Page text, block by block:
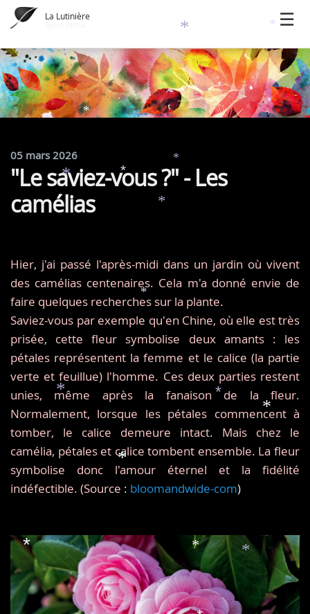
*
*
*
*
*
*
*
*
*
*
*
*
*
La Lutinière
05 mars 2026
"Le saviez-vous ?" - Les
camélias
Hier, j'ai passé l'après-midi dans un jardin où vivent
des camélias centenaires. Cela m'a donné envie de
faire quelques recherches sur la plante.
Saviez-vous par exemple qu'en Chine, où elle est très
prisée, cette fleur symbolise deux amants : les
pétales représentent la femme et le calice (la partie
verte et feuillue) l'homme. Ces deux parties restent
unies, même après la fanaison de la fleur.
Normalement, lorsque les pétales commencent à
tomber, le calice demeure intact. Mais chez le
camélia, pétales et calice tombent ensemble. La fleur
symbolise donc l'amour éternel et la fidélité
indéfectible. (Source : bloomandwide-com)